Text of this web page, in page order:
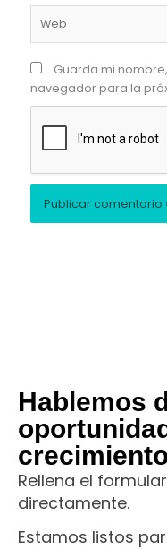
Guarda mi
navegador para la
Hablemos
Rellena el
directamente.
Estamos listos